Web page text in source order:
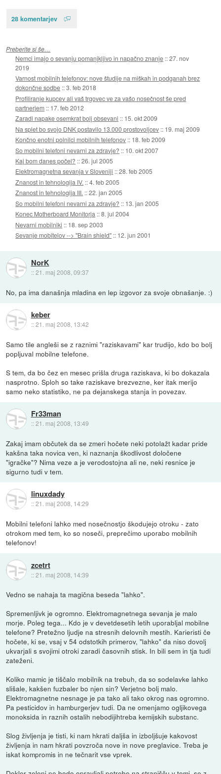
28 komentarjev
Preberite si še…
Nemci imajo o sevanju pomanjkljivo in napačno znanje ::27. nov
2019
Varnost mobilnih telefonov: nove študije na miškah in podganah brez
dokončne sodbe ::3. feb 2018
Profiliranje kupcev ali vaš trgovec ve za vašo nosečnost še pred
partnerjem :: 17. feb 2012
Zaradi napake osemkrat bolj obsevani :: 15. okt 2009
Na splet bo svojo DNK postavilo 13.000 prostovoljcev :: 19. maj 2009
Končno enotni polnilci mobilnih telefonov :: 18. feb 2009
So mobilni telefoni nevarni za zdravje? :: 10. okt 2007
Kaj bom danes počel? ::26. jul 2005
Elektromagnetna sevanja v Sloveniji ::28. feb 2005
Znanost in tehnologija IV. ::4. feb 2005
Znanost in tehnologija III. ::22. jan 2005
So mobilni telefoni nevarni za zdravje? :: 13. jan 2005
Konec Motherboard Monitorja ::8. jul 2004
Nevarni mobilniki :: 18. sep 2003
Sevanje mobitelov --> "Brain shield" :: 12. jun 2001
NorK
::21. maj 2008, 09:37
No, pa ima današnja mladina en lep izgovor za svoje obnašanje. :)
keber
::21. maj 2008, 13:42
Samo tile angleši se z raznimi "raziskavami" kar trudijo, kdo bo bolj
popljuval mobilne telefone.
S tem, da bo čez en mesec prišla druga raziskava, ki bo dokazala
nasprotno. Sploh so take raziskave brezvezne, ker itak merijo
samo neko statistiko, ne pa dejanskega stanja in povezav.
Fr33man
::21. maj 2008, 13:49
Zakaj imam občutek da se zmeri hočete neki potolažt kadar pride
kakšna taka novica ven, ki naznanja škodlivost določene
"igračke"? Nima veze a je verodostojna ali ne, neki resnice je
sigurno tudi v tem.
linuxdady
::21. maj 2008, 14:29
Mobilni telefoni lahko med nosečnostjo škodujejo otroku - zato
otrokom med tem, ko so noseči, preprečimo uporabo mobilnih
telefonov!
zcetrt
::21. maj 2008, 14:39
Vedno se nahaja ta magična beseda "lahko".
Spremenljivk je ogromno. Elektromagnetnega sevanja je malo
morje. Poleg tega... Kdo je v devetdesetih letih uporabljal mobilne
telefone? Pretežno ljudje na stresnih delovnih mestih. Karieristi če
hočete, ki se, vsaj v 54 odstotkih primerov, "lahko" da niso dovolj
ukvarjali s svojimi otroki zaradi časovnih stisk. In bili sem in tja tudi
zateženi.
Koliko mamic je tiščalo mobilnik na trebuh, da so sodelavke lahko
slišale, kakšen fuzbaler bo njen sin? Verjetno bolj malo.
Elektromagnetne nesnage je pa tako ali tako okrog nas ogromno.
Pa pesticidov in hamburgerjev tudi. Da ne omenjamo ogljikovega
monoksida in raznih ostalih nebodijihtreba kemijskih substanc.
Slog življenja je tisti, ki nam hkrati daljša in izboljšuje kakovost
življenja in nam hkrati povzroča nove in nove preglavice. Treba je
iskat kompromis in ne tečnarit vse vprek.